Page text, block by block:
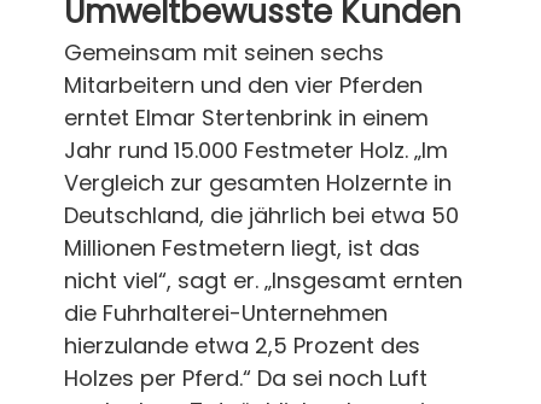
Umweltbewusste Kunden
Gemeinsam mit seinen sechs
Mitarbeitern und den vier Pferden
erntet Elmar Stertenbrink in einem
Jahr rund 15.000 Festmeter Holz. „Im
Vergleich zur gesamten Holzernte in
Deutschland, die jährlich bei etwa 50
Millionen Festmetern liegt, ist das
nicht viel“, sagt er. „Insgesamt ernten
die Fuhrhalterei-Unternehmen
hierzulande etwa 2,5 Prozent des
Holzes per Pferd.“ Da sei noch Luft